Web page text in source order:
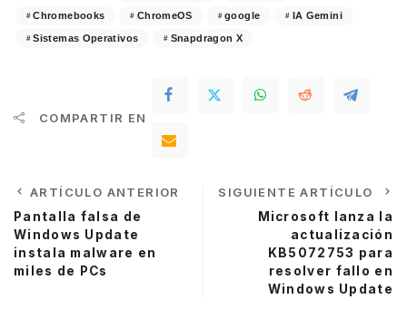
Chromebooks ChromeOS google IA Gemini
Sistemas Operativos Snapdragon X
COMPARTIR EN
ARTÍCULO ANTERIOR
Pantalla falsa de
Windows Update
instala malware en
miles de PCs
SIGUIENTE ARTÍCULO
Microsoft lanza la
actualización
KB5072753 para
resolver fallo en
Windows Update